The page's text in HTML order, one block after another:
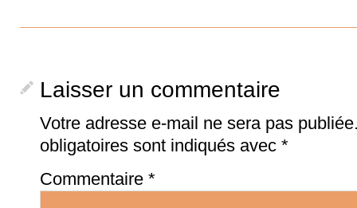
Laisser un commentaire
Votre adresse e-mail ne sera pas
obligatoires sont indiqués avec *
Commentaire *